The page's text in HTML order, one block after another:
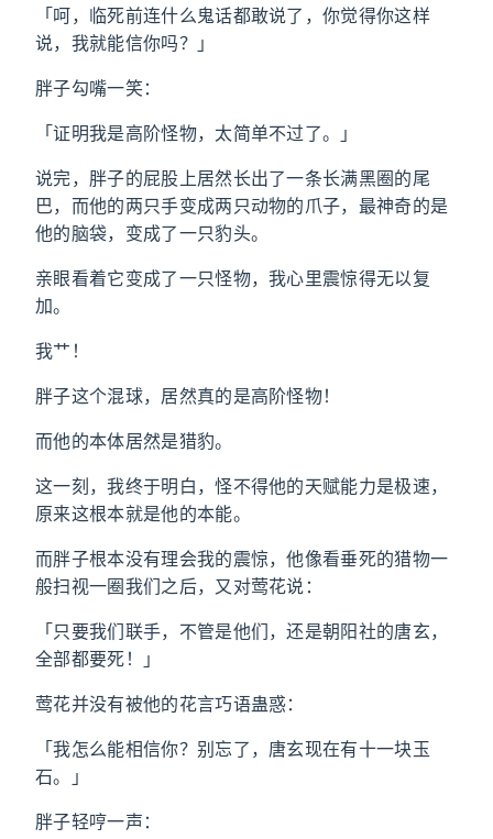
「呵，临死前连什么鬼话都敢说了，你觉得你这样
说，我就能信你吗？」
胖子勾嘴一笑：
「证明我是高阶怪物，太简单不过了。」
说完，胖子的屁股上居然长出了一条长满黑圈的尾
巴，而他的两只手变成两只动物的爪子，最神奇的是
他的脑袋，变成了一只豹头。
亲眼看着它变成了一只怪物，我心里震惊得无以复
加。
我艹！
胖子这个混球，居然真的是高阶怪物！
而他的本体居然是猎豹。
这一刻，我终于明白，怪不得他的天赋能力是极速，
原来这根本就是他的本能。
而胖子根本没有理会我的震惊，他像看垂死的猎物一
般扫视一圈我们之后，又对莺花说：
「只要我们联手，不管是他们，还是朝阳社的唐玄，
全部都要死！」
莺花并没有被他的花言巧语蛊惑：
「我怎么能相信你？别忘了，唐玄现在有十一块玉
石。」
胖子轻哼一声：